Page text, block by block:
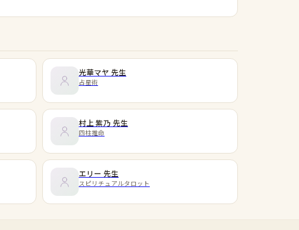
光華マヤ 先生
占星術
村上 紫乃 先生
四柱推命
エリー 先生
スピリチュアルタロット